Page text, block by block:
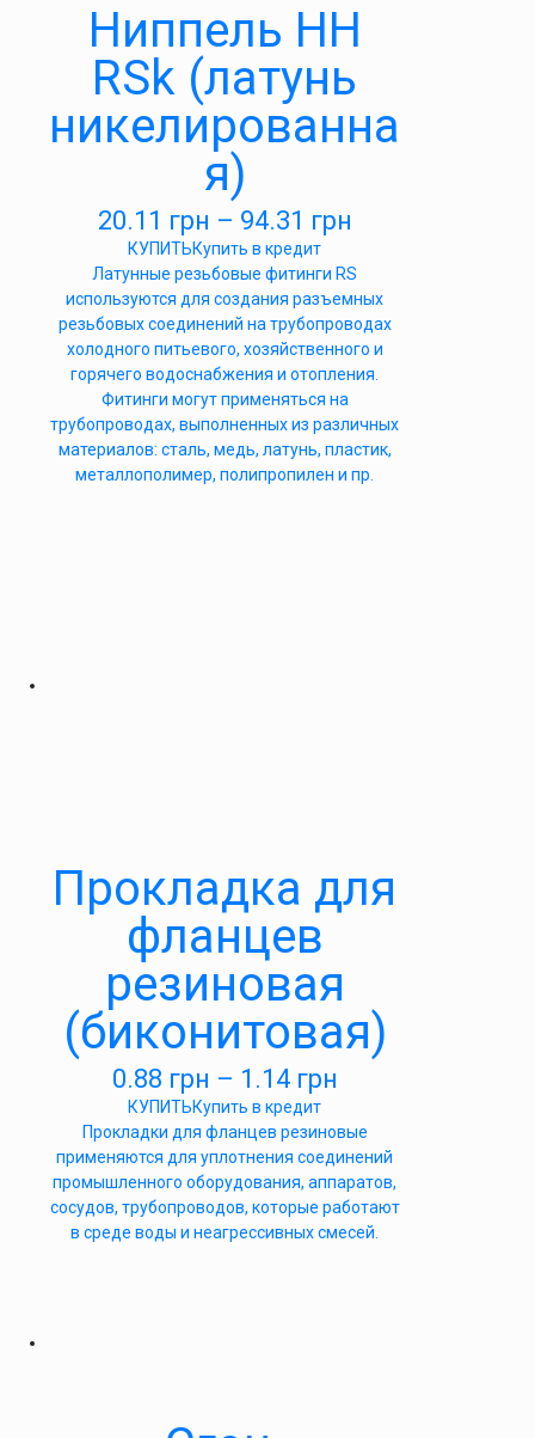
Ниппель НН
RSk (латунь
никелированна
я)
20.11 грн – 94.31 грн
КУПИТЬКупить в кредит
Латунные резьбовые фитинги RS
используются для создания разъемных
резьбовых соединений на трубопроводах
холодного питьевого, хозяйственного и
горячего водоснабжения и отопления.
Фитинги могут применяться на
трубопроводах, выполненных из различных
материалов: сталь, медь, латунь, пластик,
металлополимер, полипропилен и пр.
Прокладка для
фланцев
резиновая
(биконитовая)
0.88 грн – 1.14 грн
КУПИТЬКупить в кредит
Прокладки для фланцев резиновые
применяются для уплотнения соединений
промышленного оборудования, аппаратов,
сосудов, трубопроводов, которые работают
в среде воды и неагрессивных смесей.